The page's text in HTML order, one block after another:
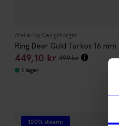
Atelier by Designtorget
Ring Dear Guld Turkos 16 mm
449,10 kr 499kr
I lager
100% stearin